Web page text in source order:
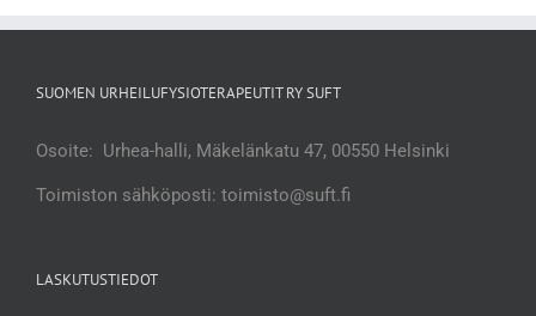
SUOMEN URHEILUFYSIOTERAPEUTIT RY SUFT
Osoite: Urhea-halli, Mäkelänkatu 47, 00550 Helsinki
Toimiston sähköposti: toimisto@suft.fi
LASKUTUSTIEDOT